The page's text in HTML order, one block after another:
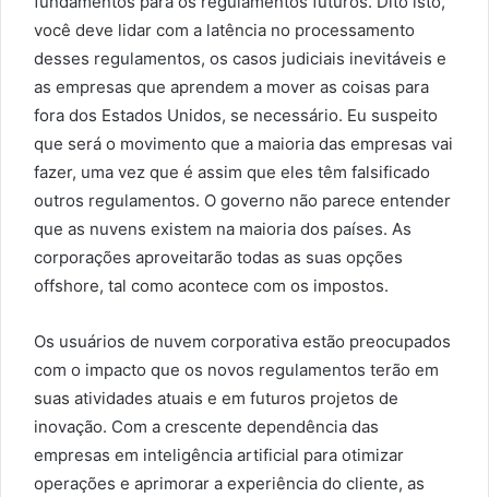
você deve lidar com a latência no processamento
desses regulamentos, os casos judiciais inevitáveis e
as empresas que aprendem a mover as coisas para
fora dos Estados Unidos, se necessário. Eu suspeito
que será o movimento que a maioria das empresas vai
fazer, uma vez que é assim que eles têm falsificado
outros regulamentos. O governo não parece entender
que as nuvens existem na maioria dos países. As
corporações aproveitarão todas as suas opções
offshore, tal como acontece com os impostos.
Os usuários de nuvem corporativa estão preocupados
com o impacto que os novos regulamentos terão em
suas atividades atuais e em futuros projetos de
inovação. Com a crescente dependência das
empresas em inteligência artificial para otimizar
operações e aprimorar a experiência do cliente, as